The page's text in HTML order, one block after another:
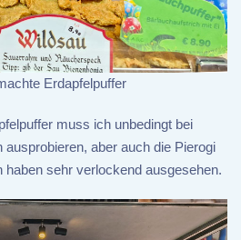
Erdapfelpuffer
muss ich unbedingt bei
aber auch die Pierogi
sehr verlockend ausgesehen.